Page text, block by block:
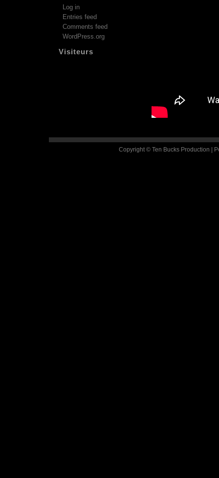
Log in
Entries feed
Comments feed
WordPress.org
Visiteurs
Copyright © Ten Bucks Production |